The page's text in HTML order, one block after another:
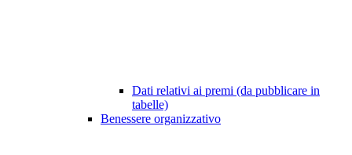
Dati relativi ai premi (da pubblicare in
tabelle)
Benessere organizzativo